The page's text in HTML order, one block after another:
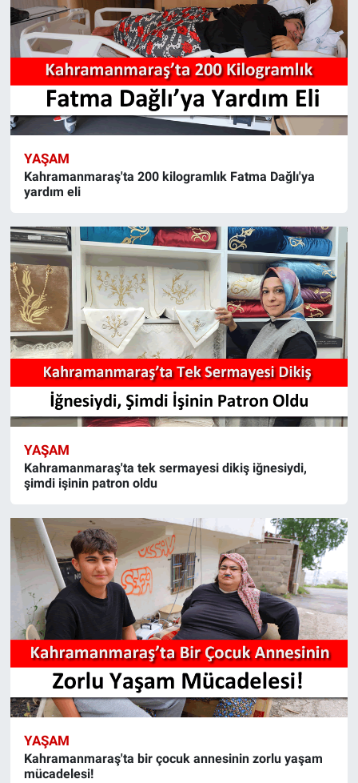
YAŞAM
Kahramanmaraş'ta 200 kilogramlık Fatma Dağlı'ya
yardım eli
YAŞAM
Kahramanmaraş'ta tek sermayesi dikiş iğnesiydi,
şimdi işinin patron oldu
YAŞAM
Kahramanmaraş'ta bir çocuk annesinin zorlu yaşam
mücadelesi!